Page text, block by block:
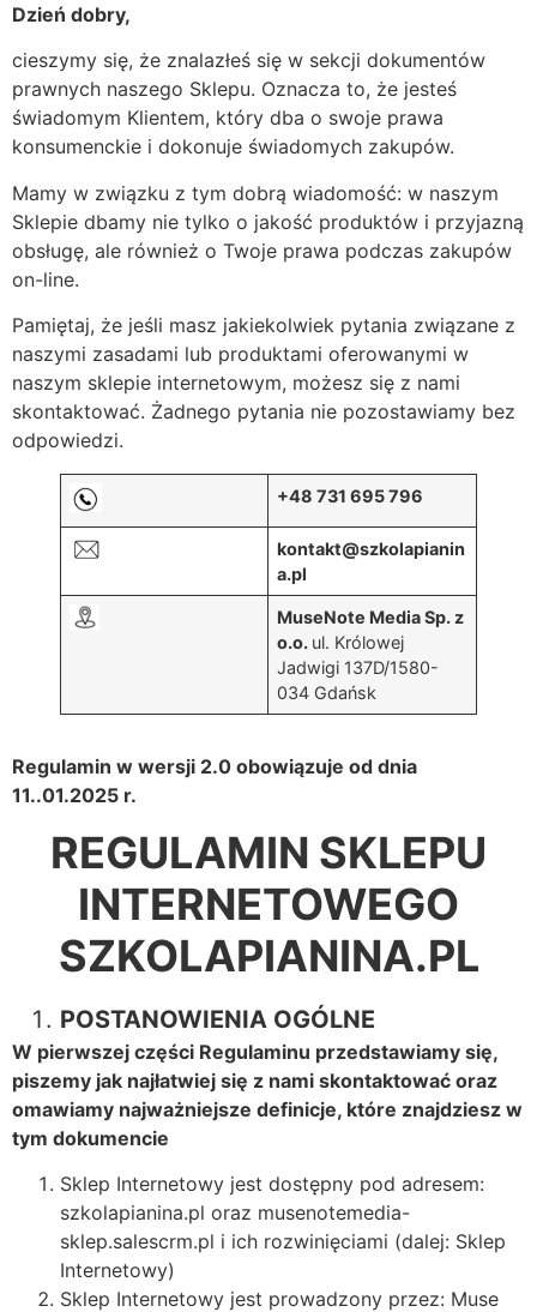
Dzień dobry,
cieszymy się, że znalazłeś się w sekcji dokumentów
prawnych naszego Sklepu. Oznacza to, że jesteś
świadomym Klientem, który dba o swoje prawa
konsumenckie i dokonuje świadomych zakupów.
Mamy w związku z tym dobrą wiadomość: w naszym
Sklepie dbamy nie tylko o jakość produktów i przyjazną
obsługę, ale również o Twoje prawa podczas zakupów
on-line.
Pamiętaj, że jeśli masz jakiekolwiek pytania związane z
naszymi zasadami lub produktami oferowanymi w
naszym sklepie internetowym, możesz się z nami
skontaktować. Żadnego pytania nie pozostawiamy bez
odpowiedzi.
+48 731 695 796
kontakt@szkolapianin
a.pl
MuseNote Media Sp. z
o.o. ul. Królowej
Jadwigi 137D/1580-
034 Gdańsk
Regulamin w wersji 2.0 obowiązuje od dnia
11..01.2025 r.
REGULAMIN SKLEPU
INTERNETOWEGO
SZKOLAPIANINA.PL
POSTANOWIENIA OGÓLNE
W pierwszej części Regulaminu przedstawiamy się,
piszemy jak najłatwiej się z nami skontaktować oraz
omawiamy najważniejsze definicje, które znajdziesz w
tym dokumencie
Sklep Internetowy jest dostępny pod adresem:
szkolapianina.pl oraz musenotemedia-
sklep.salescrm.pl i ich rozwinięciami (dalej: Sklep
Internetowy)
Sklep Internetowy jest prowadzony przez: Muse